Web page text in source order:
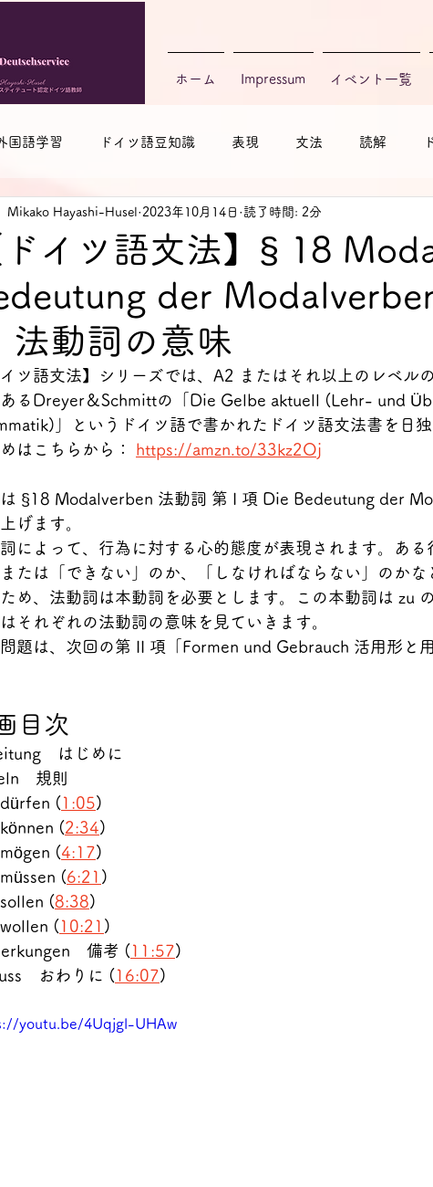
国語学習 ドイツ語豆知識 表現 文法 読解
紹介 その他
ドイツ語文法】§ 18
der
動詞の意味
Mikako Hayashi-Husel 2023年10月14日 読了時間: 2分
イツ語文法】シリーズでは、A2 またはそれ以上のレベル
るDreyer＆Schmittの「Die Gelbe aktuell (Lehr- und
」というドイツ語で書かれたドイツ語文法書を日
はこちらから： https://amzn.to/33kz2Oj
§18 Modalverben 法動詞 第 I 項 Die Bedeutung der
げます。
によって、行為に対する心的態度が表現されます。ある
たは「できない」のか、「しなければならない」のかな
め、法動詞は本動詞を必要とします。この本動詞は zu
それぞれの法動詞の意味を見ていきます。
題は、次回の第 II 項「Formen und Gebrauch 活用形と
目次
　はじめに
　規則
dürfen ( 1:05)
können (2:34)
mögen (4:17)
müssen (6:21 )
sollen (8:38)
wollen ( 10:21 )
　備考 ( 11:57)
　おわりに ( 16:07)
youtu.be/4Uqjgl-UHAw
ホーム Impressum イベント一覧